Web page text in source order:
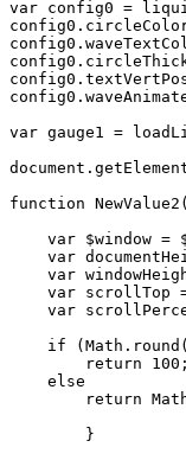
var config0 =
var gauge1 =
function
var $window =
var
var
var scrollTop
var
if
        return 100;
    else
return
        }